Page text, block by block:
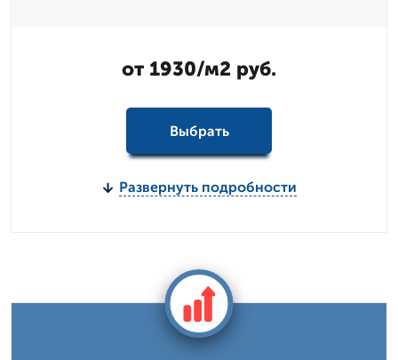
от 1930/м2 руб.
Выбрать
Развернуть подробности